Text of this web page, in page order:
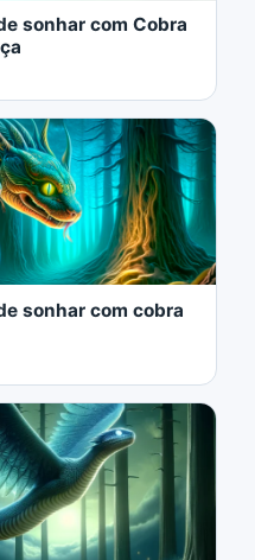
sonhar com Cobra
sonhar com cobra